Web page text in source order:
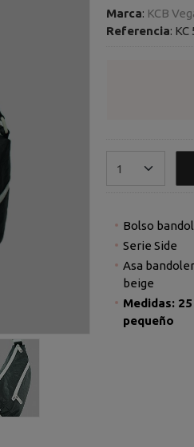
Marca: KCB
Referencia: KC
Bolso
Serie Side
Asa
beige
Medidas:
pequeño